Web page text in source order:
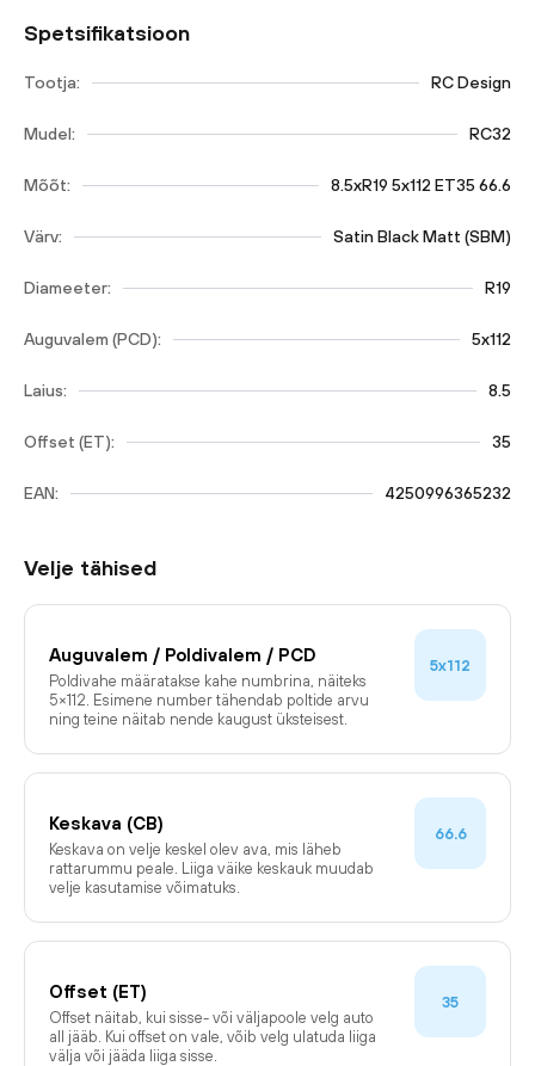
Spetsifikatsioon
Tootja: RC Design
Mudel: RC32
Mõõt: 8.5xR19 5x112 ET35 66.6
Värv: Satin Black Matt (SBM)
Diameeter: R19
Auguvalem (PCD): 5x112
Laius: 8.5
Offset (ET): 35
EAN: 4250996365232
Velje tähised
Auguvalem / Poldivalem / PCD
Poldivahe määratakse kahe numbrina, näiteks
5×112. Esimene number tähendab poltide arvu
ning teine näitab nende kaugust üksteisest.
5x112
Keskava (CB)
Keskava on velje keskel olev ava, mis läheb
rattarummu peale. Liiga väike keskauk muudab
velje kasutamise võimatuks.
66.6
Offset (ET)
Offset näitab, kui sisse- või väljapoole velg auto
all jääb. Kui offset on vale, võib velg ulatuda liiga
välja või jääda liiga sisse.
35